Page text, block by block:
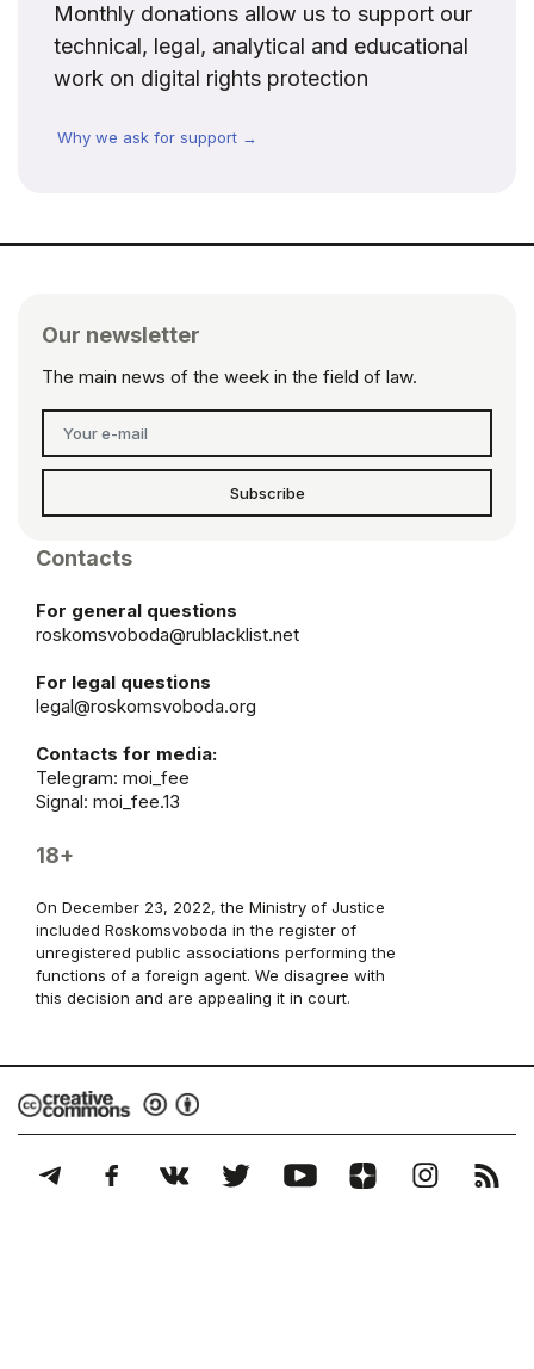
Monthly donations allow us to support our
technical, legal, analytical and educational
work on digital rights protection
Why we ask for support →
Our newsletter
The main news of the week in the field of law.
Subscribe
Contacts
For general questions
roskomsvoboda@rublacklist.net
For legal questions
legal@roskomsvoboda.org
Contacts for media:
Telegram: moi_fee
Signal: moi_fee.13
18+
On December 23, 2022, the Ministry of Justice
included Roskomsvoboda in the register of
unregistered public associations performing the
functions of a foreign agent. We disagree with
this decision and are appealing it in court.